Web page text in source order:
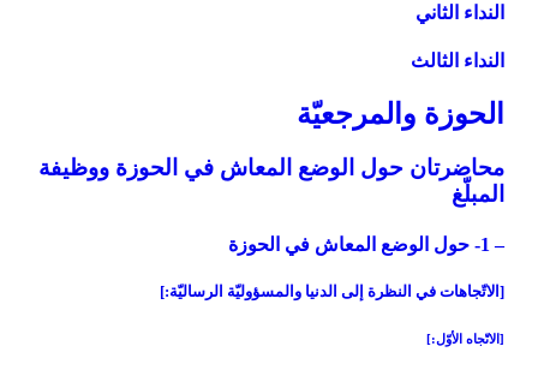
النداء الثاني‏
النداء الثالث‏
الحوزة والمرجعيّة
محاضرتان حول الوضع المعاش في الحوزة ووظيفة
المبلّغ‏
– 1- حول الوضع المعاش في الحوزة
[الاتّجاهات في النظرة إلى الدنيا والمسؤوليّة الرساليّة:]
[الاتّجاه الأوّل:]